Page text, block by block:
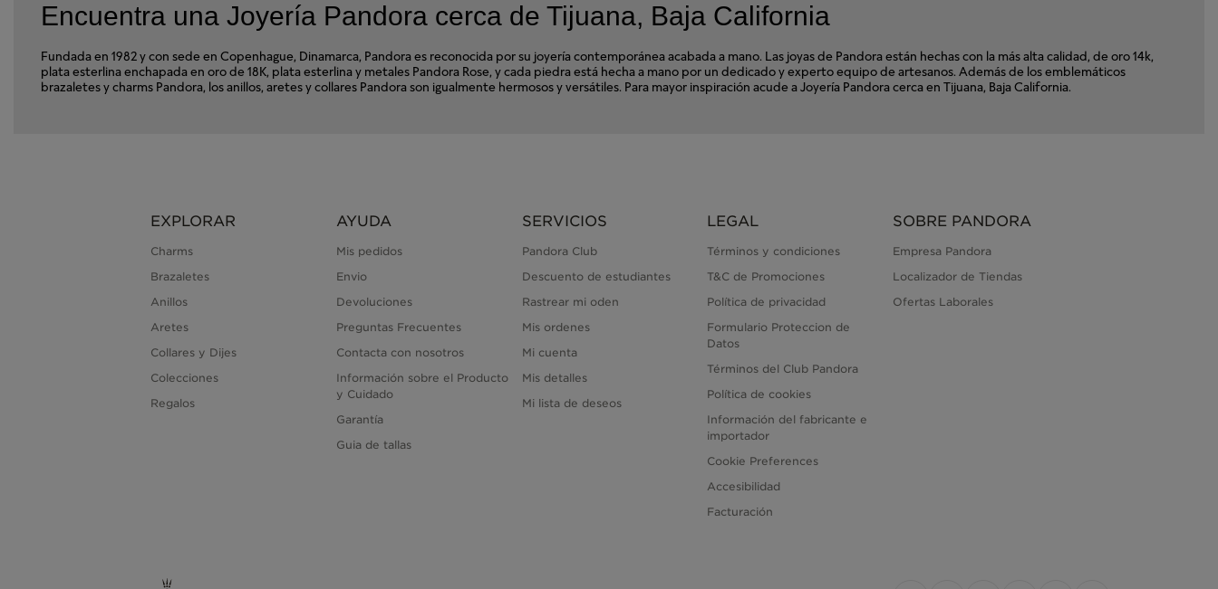
Encuentra una Joyería Pandora cerca de Tijuana, Baja California
Fundada en 1982 y con sede en Copenhague, Dinamarca, Pandora es reconocida por su joyería contemporánea acabada a mano. Las joyas de Pandora están hechas con la más alta calidad, de oro 14k,
plata esterlina enchapada en oro de 18K, plata esterlina y metales Pandora Rose, y cada piedra está hecha a mano por un dedicado y experto equipo de artesanos. Además de los emblemáticos
brazaletes y charms Pandora, los anillos, aretes y collares Pandora son igualmente hermosos y versátiles. Para mayor inspiración acude a Joyería Pandora cerca en Tijuana, Baja California.
EXPLORAR
Charms
Brazaletes
Anillos
Aretes
Collares y Dijes
Colecciones
Regalos
AYUDA
Mis pedidos
Envio
Devoluciones
Preguntas Frecuentes
Contacta con nosotros
Información sobre el Producto
y Cuidado
Garantía
Guia de tallas
SERVICIOS
Pandora Club
Descuento de estudiantes
Rastrear mi oden
Mis ordenes
Mi cuenta
Mis detalles
Mi lista de deseos
LEGAL
Términos y condiciones
T&C de Promociones
Política de privacidad
Formulario Proteccion de
Datos
Términos del Club Pandora
Política de cookies
Información del fabricante e
importador
Cookie Preferences
Accesibilidad
Facturación
SOBRE PANDORA
Empresa Pandora
Localizador de Tiendas
Ofertas Laborales